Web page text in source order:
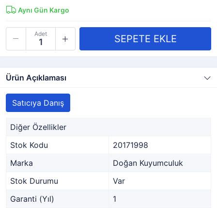
Aynı Gün Kargo
Adet
Ürün Açıklaması
Satıcıya Danış
Diğer Özellikler
Stok Kodu
20171998
Marka
Doğan Kuyumculuk
Stok Durumu
Var
Garanti (Yıl)
1